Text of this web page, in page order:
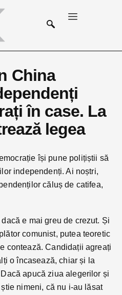
China
în case. La
legea
își pune polițiștii să
independenți. Ai noștri,
căluș de catifea,
e mai greu de crezut. Și
comunist, putea teoretic
contează. Candidații agreați
o încasează, chiar și la
apucă ziua alegerilor și
nimeni, că nu i-au lăsat